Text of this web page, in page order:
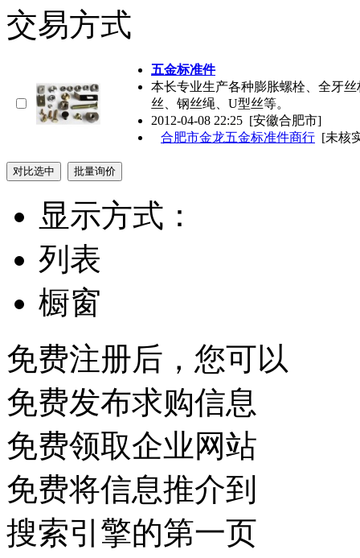
交易方式
五金标准件
本长专业生产各种膨胀螺栓、全牙
丝、钢丝绳、U型丝等。
2012-04-08 22:25 [安徽合肥市]
合肥市金龙五金标准件商行 [未核
显示方式：
列表
橱窗
免费注册后，您可以
免费发布求购信息
免费领取企业网站
免费将信息推介到
搜索引擎的第一页